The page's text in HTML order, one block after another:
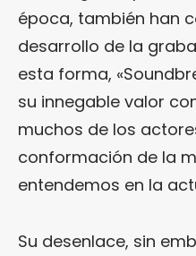
época, también han
desarrollo de la
esta forma,
su innegable valor
muchos de los
conformación de la
entendemos en la
Su desenlace, sin